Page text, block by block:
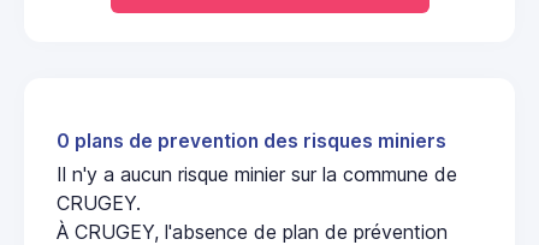
0 plans de prevention des risques miniers
Il n'y a aucun risque minier sur la commune de
CRUGEY.
À CRUGEY, l'absence de plan de prévention